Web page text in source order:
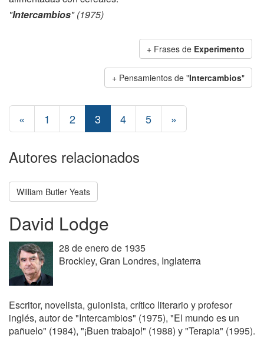
"Intercambios" (1975)
+ Frases de Experimento
+ Pensamientos de "Intercambios"
« 1 2 3 4 5 »
Autores relacionados
William Butler Yeats
David Lodge
28 de enero de 1935
Brockley, Gran Londres, Inglaterra
Escritor, novelista, guionista, crítico literario y profesor
inglés, autor de "Intercambios" (1975), "El mundo es un
pañuelo" (1984), "¡Buen trabajo!" (1988) y "Terapia" (1995).